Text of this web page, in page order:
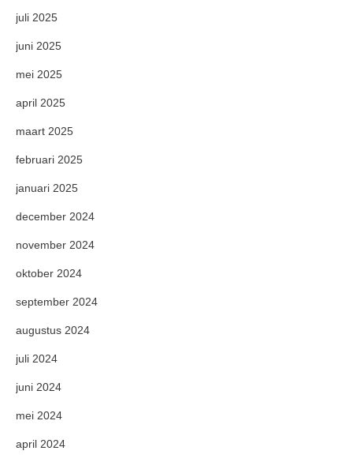
juli 2025
juni 2025
mei 2025
april 2025
maart 2025
februari 2025
januari 2025
december 2024
november 2024
oktober 2024
september 2024
augustus 2024
juli 2024
juni 2024
mei 2024
april 2024